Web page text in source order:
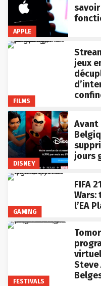
APPLE
FILMS
jeux
DISNEY
Avant
jours
GAMING
FIFA
Wars:
l’EA
FESTIVALS
Steve